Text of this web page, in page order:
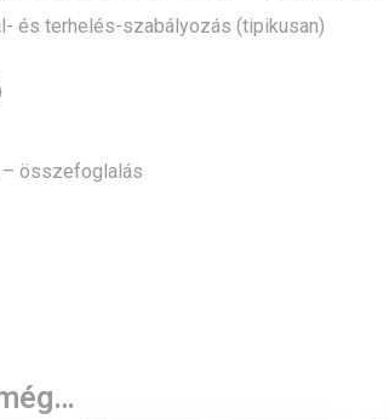
és terhelés-szabályozás (tipikusan)
összefoglalás